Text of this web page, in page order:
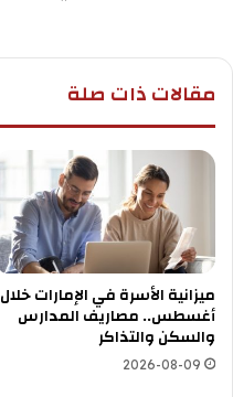
مقالات ذات صلة
ميزانية الأسرة في الإمارات خلال
أغسطس.. مصاريف المدارس
والسكن والتذاكر
2026-08-09